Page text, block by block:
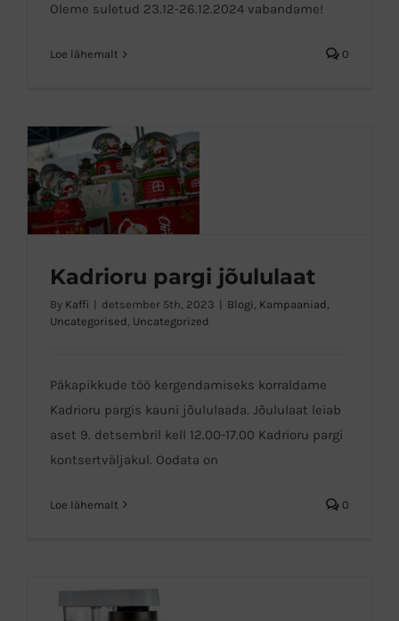
Oleme suletud 23.12-26.12.2024 vabandame!
Loe lähemalt 0
Kadrioru pargi jõululaat
Kadrioru pargi jõululaat
By Kaffi detsember 5th, 2023 Blogi Kampaaniad
Uncategorised Uncategorized
Päkapikkude töö kergendamiseks korraldame
Kadrioru pargis kauni jõululaada. Jõululaat leiab
aset 9. detsembril kell 12.00-17.00 Kadrioru pargi
kontsertväljakul. Oodata on
Loe lähemalt 0